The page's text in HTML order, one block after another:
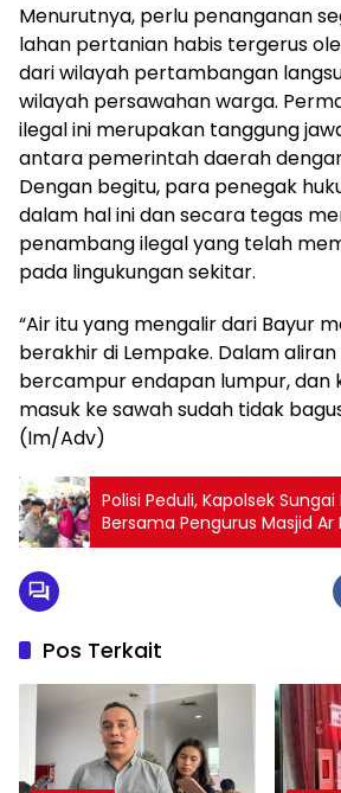
Menurutnya, perlu penanganan
lahan pertanian habis tergerus
dari wilayah pertambangan
wilayah persawahan warga.
ilegal ini merupakan tanggung
antara pemerintah daerah
Dengan begitu, para penegak
dalam hal ini dan secara tegas
penambang ilegal yang telah
pada lingukungan sekitar.
“Air itu yang mengalir dari Bayur
berakhir di Lempake. Dalam aliran
bercampur endapan lumpur, dan
masuk ke sawah sudah tidak
(Im/Adv)
Polisi Peduli, Kapolsek
Bersama Pengurus Masjid Ar
Bagikan Sembako Kepada
Pos Terkait